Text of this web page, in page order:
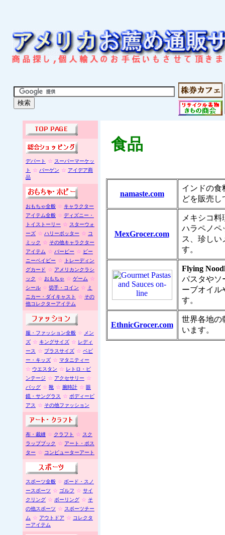
デパート ☆ スーパーマーケッ
ト
☆ バーゲン ☆ アイデア商
品
おもちゃ全般 ☆ キャラクター
アイテム全般 ☆ ディズニー・
トイストーリー ☆ スターウォ
ーズ ☆ ハリーポッター ☆ コ
ミック ☆ その他キャラクター
アイテム ☆ バービー ☆ ビー
ニーベイビー ☆
トレーディン
グカード ☆ アメリカンクラシ
ック ☆ おもちゃ ☆ ゲーム ☆
シール ☆ 切手・コイン ☆ ミ
ニカー・ダイキャスト
☆ その
他コレクターアイテム
服・ファッション全般 ☆
メン
ズ ☆ キングサイズ ☆ レディ
ース
☆ プラスサイズ ☆ ベビ
ー・キッズ ☆ マタニティー
☆ ウエスタン ☆ レトロ・ビ
ンテージ ☆ アクセサリー ☆
バッグ ☆ 靴 ☆ 腕時計 ☆ 眼
鏡・サングラス
☆ ボディーピ
アス
☆ その他ファッション
布・裁縫 ☆ クラフト ☆ スク
ラップブック ☆ アート・ポス
ター ☆ コンピューターアート
スポーツ全般 ☆ ボード・スノ
ースポーツ ☆ ゴルフ ☆ サイ
クリング ☆ ボーリング ☆ そ
の他スポーツ ☆ スポーツチー
ム ☆ アウトドア ☆ コレクタ
ーアイテム
食品
namaste.com
インドの食
どを販売し
MexGrocer.com
メキシコ
ハラペノペ
ス、珍しい
す。
Flying
パスタやソ
ーブオイル
す。
EthnicGrocer.com
世界各地の
います。